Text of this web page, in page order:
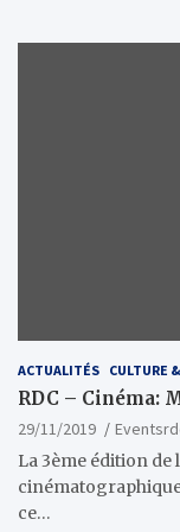
ACTUALITÉS CULTURE
RDC – Cinéma:
29/11/2019
La 3ème édition de
ce…